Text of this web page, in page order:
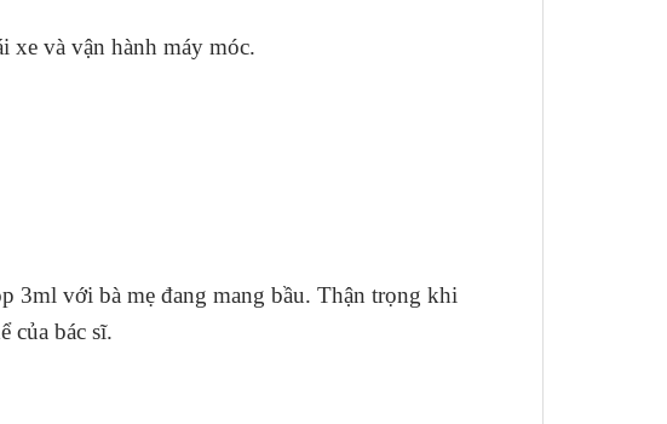
xe và vận hành máy móc.
3ml với bà mẹ đang mang bầu. Thận trọng khi
của bác sĩ.